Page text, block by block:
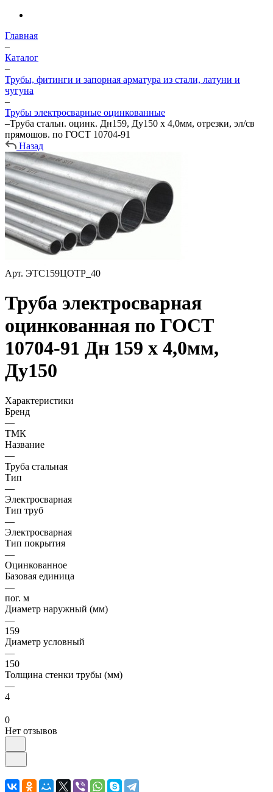
Главная
–
Каталог
–
Трубы, фитинги и запорная арматура из стали, латуни и
чугуна
–
Трубы электросварные оцинкованные
–Труба стальн. оцинк. Дн159, Ду150 х 4,0мм, отрезки, эл/св
прямошов. по ГОСТ 10704-91
Назад
Арт. ЭТС159ЦОТР_40
Труба электросварная
оцинкованная по ГОСТ
10704-91 Дн 159 х 4,0мм,
Ду150
Характеристики
Бренд
—
ТМК
Название
—
Труба стальная
Тип
—
Электросварная
Тип труб
—
Электросварная
Тип покрытия
—
Оцинкованное
Базовая единица
—
пог. м
Диаметр наружный (мм)
—
159
Диаметр условный
—
150
Толщина стенки трубы (мм)
—
4
0
Нет отзывов